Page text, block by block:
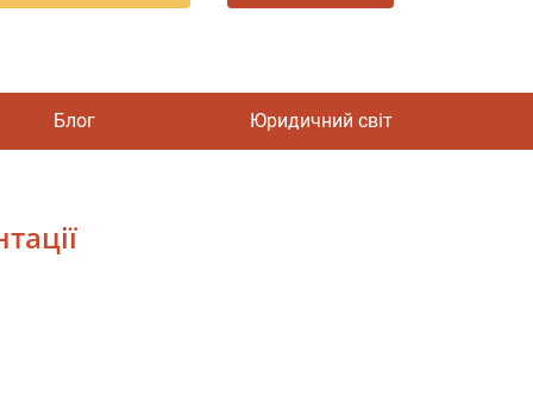
Блог Юридичний світ